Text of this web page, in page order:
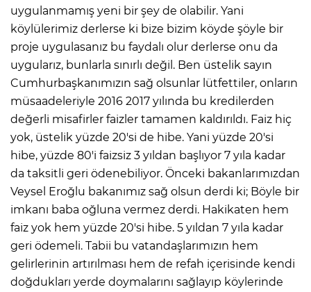
uygulanmamış yeni bir şey de olabilir. Yani
köylülerimiz derlerse ki bize bizim köyde şöyle bir
proje uygulasanız bu faydalı olur derlerse onu da
uygularız, bunlarla sınırlı değil. Ben üstelik sayın
Cumhurbaşkanımızın sağ olsunlar lütfettiler, onların
müsaadeleriyle 2016 2017 yılında bu kredilerden
değerli misafirler faizler tamamen kaldırıldı. Faiz hiç
yok, üstelik yüzde 20'si de hibe. Yani yüzde 20'si
hibe, yüzde 80'i faizsiz 3 yıldan başlıyor 7 yıla kadar
da taksitli geri ödenebiliyor. Önceki bakanlarımızdan
Veysel Eroğlu bakanımız sağ olsun derdi ki; Böyle bir
imkanı baba oğluna vermez derdi. Hakikaten hem
faiz yok hem yüzde 20'si hibe. 5 yıldan 7 yıla kadar
geri ödemeli. Tabii bu vatandaşlarımızın hem
gelirlerinin artırılması hem de refah içerisinde kendi
doğdukları yerde doymalarını sağlayıp köylerinde